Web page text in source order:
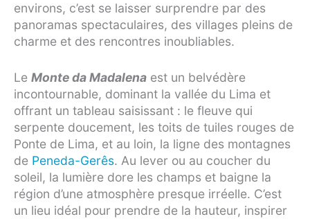
environs, c’est se laisser surprendre par des
panoramas spectaculaires, des villages pleins de
charme et des rencontres inoubliables.
Le Monte da Madalena est un belvédère
incontournable, dominant la vallée du Lima et
offrant un tableau saisissant : le fleuve qui
serpente doucement, les toits de tuiles rouges de
Ponte de Lima, et au loin, la ligne des montagnes
de Peneda-Gerês. Au lever ou au coucher du
soleil, la lumière dore les champs et baigne la
région d’une atmosphère presque irréelle. C’est
un lieu idéal pour prendre de la hauteur, inspirer